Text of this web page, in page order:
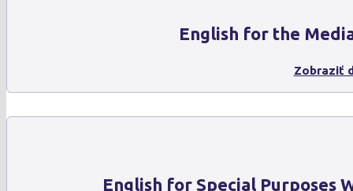
English for the
Zobraziť
English for Special Purposes